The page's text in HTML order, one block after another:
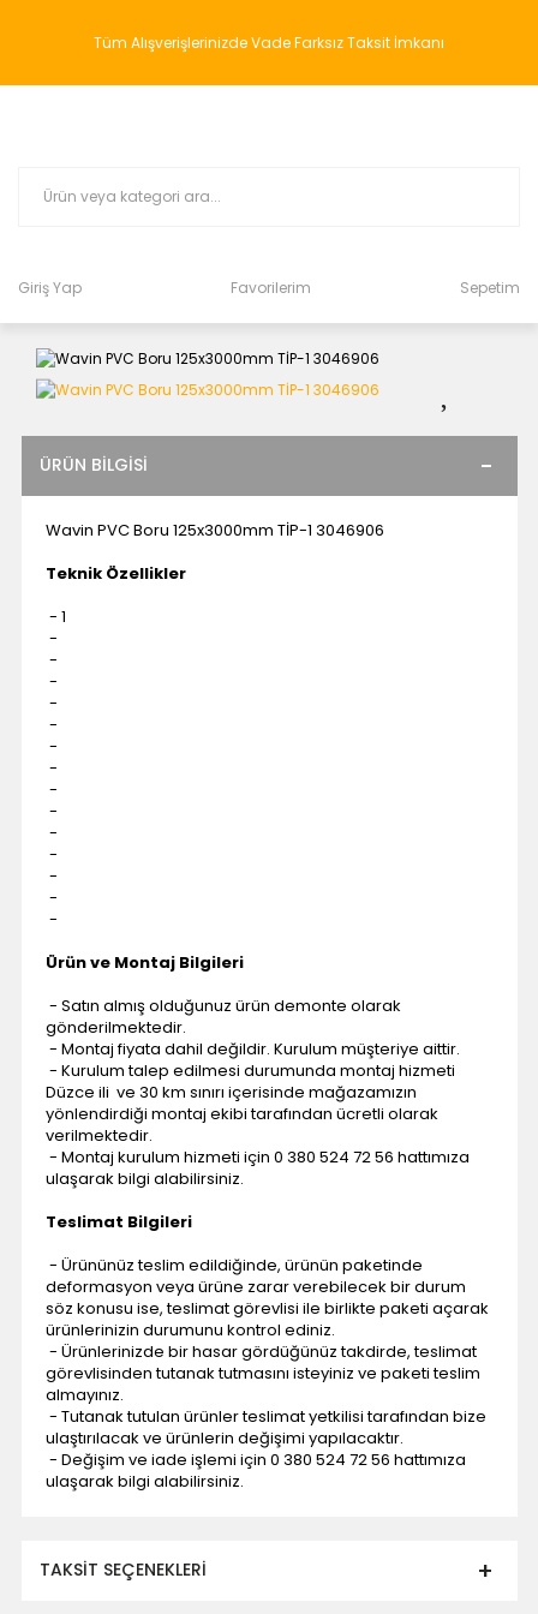
Tüm Alışverişlerinizde Vade Farksız Taksit İmkanı
Giriş Yap Favorilerim Sepetim
ÜRÜN BILGISI
Wavin PVC Boru 125x3000mm TİP-1 3046906
Teknik Özellikler
- 1
-
-
-
-
-
-
-
-
-
-
-
-
-
-
Ürün ve Montaj Bilgileri
- Satın almış olduğunuz ürün demonte olarak
gönderilmektedir.
- Montaj fiyata dahil değildir. Kurulum müşteriye aittir.
- Kurulum talep edilmesi durumunda montaj hizmeti
Düzce ili ve 30 km sınırı içerisinde mağazamızın
yönlendirdiği montaj ekibi tarafından ücretli olarak
verilmektedir.
- Montaj kurulum hizmeti için 0 380 524 72 56 hattımıza
ulaşarak bilgi alabilirsiniz.
Teslimat Bilgileri
- Ürününüz teslim edildiğinde, ürünün paketinde
deformasyon veya ürüne zarar verebilecek bir durum
söz konusu ise, teslimat görevlisi ile birlikte paketi açarak
ürünlerinizin durumunu kontrol ediniz.
- Ürünlerinizde bir hasar gördüğünüz takdirde, teslimat
görevlisinden tutanak tutmasını isteyiniz ve paketi teslim
almayınız.
- Tutanak tutulan ürünler teslimat yetkilisi tarafından bize
ulaştırılacak ve ürünlerin değişimi yapılacaktır.
- Değişim ve iade işlemi için 0 380 524 72 56 hattımıza
ulaşarak bilgi alabilirsiniz.
TAKSIT SEÇENEKLERI